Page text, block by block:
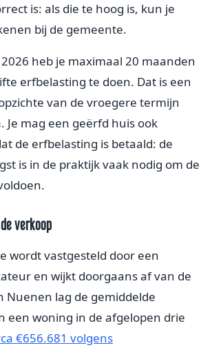
is: als die te hoog is, kun je
bij de gemeente.
heb je maximaal 20 maanden
erfbelasting te doen. Dat is een
van de vroegere termijn
Je mag een geërfd huis ook
de erfbelasting is betaald: de
is in de praktijk vaak nodig om de
verkoop
wordt vastgesteld door een
en wijkt doorgaans af van de
Nuenen lag de gemiddelde
een woning in de afgelopen drie
€656.681 volgens